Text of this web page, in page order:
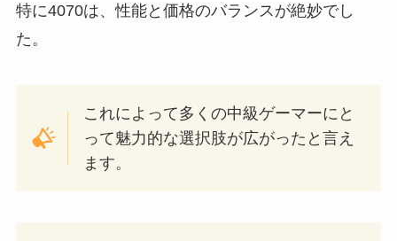
特に4070は、性能と価格のバランスが絶妙でし
た。
これによって多くの中級ゲーマーにと
って魅力的な選択肢が広がったと言え
ます。